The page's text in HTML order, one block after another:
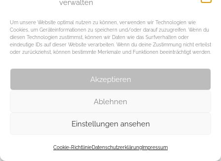
verwalten
Um unsere Website optimal nutzen zu können, verwenden wir Technologien wie
Cookies, um Geräteinformationen zu speichern und/oder darauf zuzugreifen. Wenn du
diesen Technologien zustimmst, können wir Daten wie das Surfverhalten oder
eindeutige IDs auf dieser Website verarbeiten. Wenn du deine Zustimmung nicht erteilst
oder zurückziehst, können bestimmte Merkmale und Funktionen beeinträchtigt werden.
Akzeptieren
Ablehnen
Einstellungen ansehen
Cookie-RichtlinieDatenschutzerklärungImpressum
Menschen“
Schreibe einen Kommentar
angemeldetsein, um einen Kommentar
abzugeben.
WordPress-Theme: Chronus von ThemeZee.